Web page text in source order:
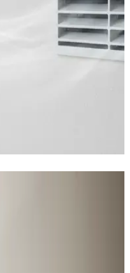
— alle
vi
erhvervsventilation i